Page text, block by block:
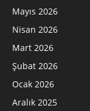
Mayıs 2026
Nisan 2026
Mart 2026
Şubat 2026
Ocak 2026
Aralık 2025